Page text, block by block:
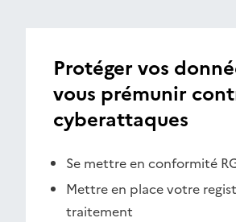
Protéger vos
vous prémunir
cyberattaques
Se mettre en conformité
Mettre en place votre
traitement